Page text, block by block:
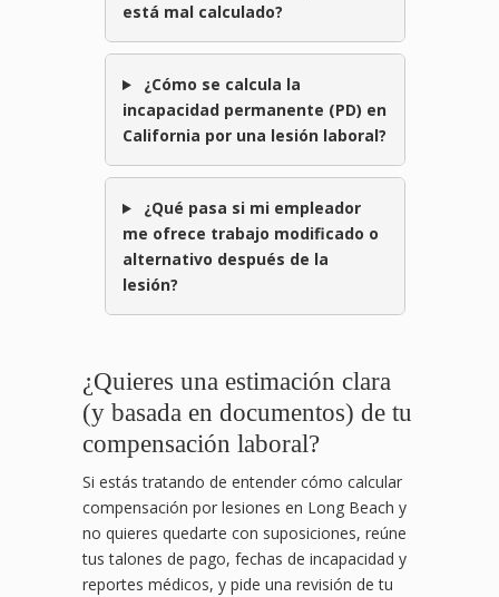
está mal calculado?
¿Cómo se calcula la
incapacidad permanente (PD) en
California por una lesión laboral?
¿Qué pasa si mi empleador
me ofrece trabajo modificado o
alternativo después de la
lesión?
¿Quieres una estimación clara
(y basada en documentos) de tu
compensación laboral?
Si estás tratando de entender cómo calcular
compensación por lesiones en Long Beach y
no quieres quedarte con suposiciones, reúne
tus talones de pago, fechas de incapacidad y
reportes médicos, y pide una revisión de tu